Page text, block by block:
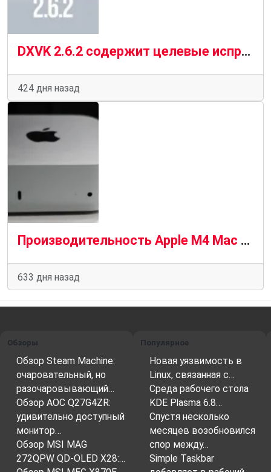
DXVK 2.6.2 содержит целевые исправления для VR, графических процессоров Intel и ошибок, связанных с играми
424 дня назад
Производительность Apple M4 Mac Mini с macOS в сравнении с Intel/AMD с Ubuntu Linux
633 дня назад
Обзоры
Обзор Steam Machine:
очаровательный, но
разочаровывающий…
Обзор AOC Q27G4ZR:
удивительно доступный
монитор…
Обзор MSI MAG
272QPW QD-OLED X28:…
Популярное
Новая уязвимость в
Linux, связанная с…
Среда рабочего стола
KDE Plasma 6.8…
Спустя несколько
месяцев возобновился
спор между…
Simple Taskbar